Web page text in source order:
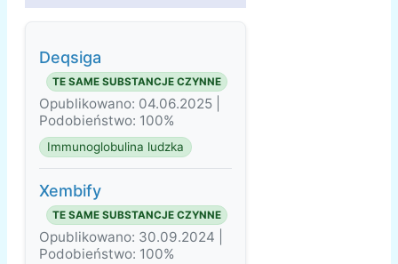
Deqsiga
TE SAME SUBSTANCJE CZYNNE
Opublikowano: 04.06.2025 |
Podobieństwo: 100%
Immunoglobulina ludzka
Xembify
TE SAME SUBSTANCJE CZYNNE
Opublikowano: 30.09.2024 |
Podobieństwo: 100%